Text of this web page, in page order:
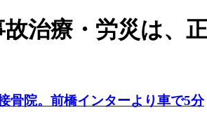
治療・労災は、